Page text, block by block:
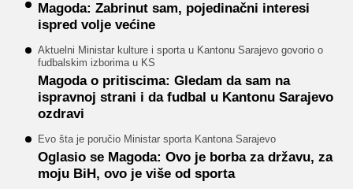
Magoda: Zabrinut sam, pojedinačni interesi
ispred volje većine
Aktuelni Ministar kulture i sporta u Kantonu Sarajevo govorio o
fudbalskim izborima u KS
Magoda o pritiscima: Gledam da sam na
ispravnoj strani i da fudbal u Kantonu Sarajevo
ozdravi
Evo šta je poručio Ministar sporta Kantona Sarajevo
Oglasio se Magoda: Ovo je borba za državu, za
moju BiH, ovo je više od sporta